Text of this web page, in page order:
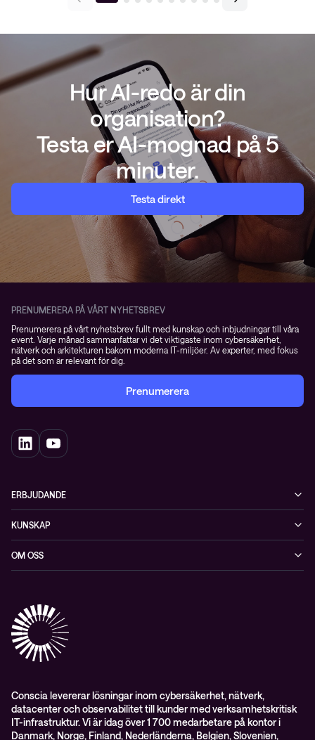
Hur AI-redo är din
organisation?
Testa er AI-mognad på 5
minuter.
Testa direkt
PRENUMERERA PÅ VÅRT NYHETSBREV
Prenumerera på vårt nyhetsbrev fullt med kunskap och inbjudningar till våra
event. Varje månad sammanfattar vi det viktigaste inom cybersäkerhet,
nätverk och arkitekturen bakom moderna IT-miljöer. Av experter, med fokus
på det som är relevant för dig.
Prenumerera
ERBJUDANDE
Datacenter & moln
Nätverk & WiFi
KUNSKAP
Event
Whitepapers & guider
OM OSS
Kontakt
Pressnyheter
Conscia levererar lösningar inom cybersäkerhet, nätverk,
datacenter och observabilitet till kunder med verksamhetskritisk
IT-infrastruktur. Vi är idag över 1 700 medarbetare på kontor i
Danmark, Norge, Finland, Nederländerna, Belgien, Slovenien,